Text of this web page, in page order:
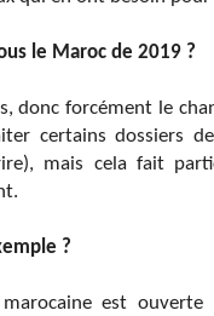
le Maroc de 2019 ?
donc forcément le
certains dossiers
mais cela fait
?
est